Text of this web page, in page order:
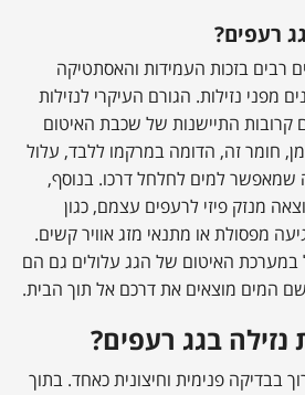
רעפים?
רבים בזכות העמידות והאסתטיקה
מפני נזילות. הגורם העיקרי לנזילות
קרובות התיישנות של שכבת האיטום
חומר זה, הדומה במרקמו ללבד, עלול
שמאפשר למים לחלחל דרכו. בנוסף,
מנזק פיזי לרעפים עצמם, כגון
מפסולת או מתנאי מזג אוויר קשים.
במערכת האיטום של הגג עלולים גם הם
שם המים מוצאים את דרכם אל תוך הבית.
נזילה בגג רעפים?
בבדיקה פנימית וחיצונית כאחד. בתוך